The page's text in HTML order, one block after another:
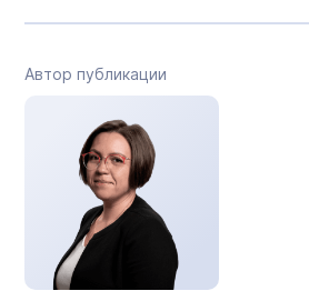
Автор публикации